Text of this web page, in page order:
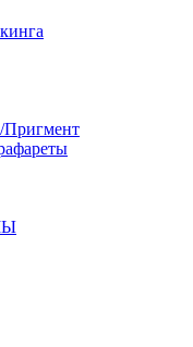
Пригмент